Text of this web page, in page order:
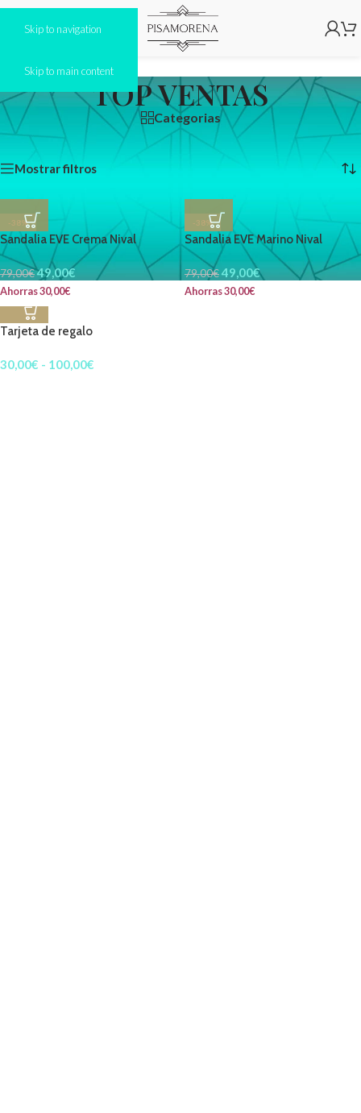
Skip to navigation
Skip to main content
TOP VENTAS
Categorias
Inicio/TOP VENTAS Mostrando los 3 resultados
Mostrar filtros
-38%
Sandalia EVE Crema Nival
79,00€49,00€
Ahorras30,00€
-38%
Sandalia EVE Marino Nival
79,00€49,00€
Ahorras30,00€
Tarjeta de regalo
30,00€ - 100,00€